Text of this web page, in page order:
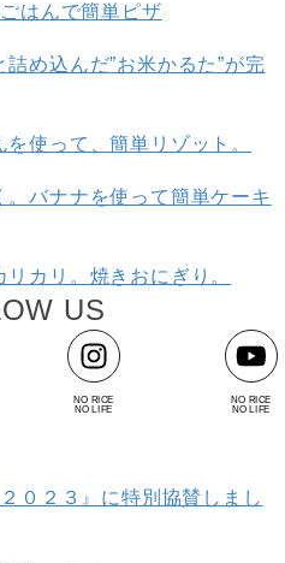
はんで簡単ピザ
め込んだ”お米かるた”が完
使って、簡単リゾット。
バナナを使って簡単ケーキ
カリ。焼きおにぎり。
OW US
NO RICE
NO LIFE
NO RICE
NO LIFE
０２３』に特別協賛しまし